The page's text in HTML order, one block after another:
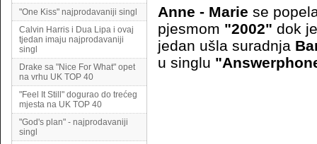
"One Kiss" najprodavaniji singl
Calvin Harris i Dua Lipa i ovaj
tjedan imaju najprodavaniji
singl
Drake sa "Nice For What" opet
na vrhu UK TOP 40
"Feel It Still" dogurao do trećeg
mjesta na UK TOP 40
"God's plan" - najprodavaniji
singl
Anne - Marie se
pjesmom "2002" dok
jedan ušla suradnja
u singlu